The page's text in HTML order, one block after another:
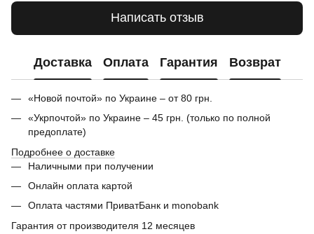
Написать отзыв
Доставка Оплата Гарантия Возврат
«Новой почтой» по Украине – от 80 грн.
«Укрпочтой» по Украине – 45 грн. (только по полной
предоплате)
Подробнее о доставке
Наличными при получении
Онлайн оплата картой
Оплата частями ПриватБанк и monobank
Гарантия от производителя 12 месяцев